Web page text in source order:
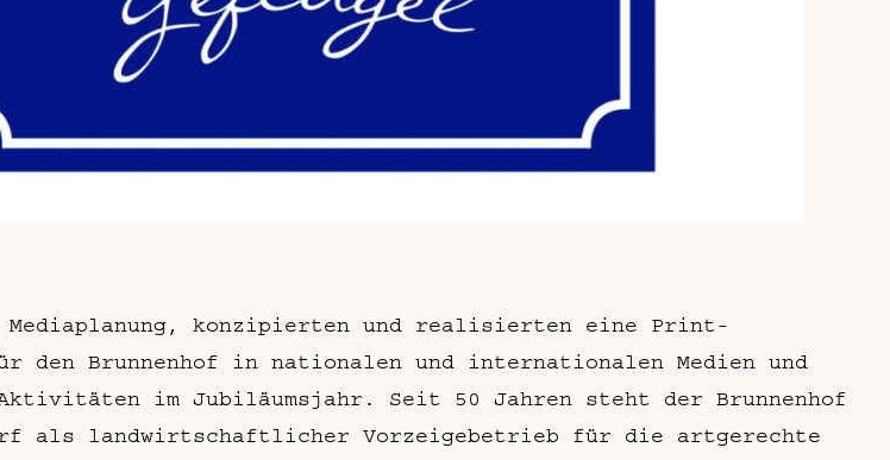
konzipierten und realisierten eine Print-
für den Brunnenhof in nationalen und internationalen Medien und
im Jubiläumsjahr. Seit 50 Jahren steht der Brunnenhof
als landwirtschaftlicher Vorzeigebetrieb für die artgerechte